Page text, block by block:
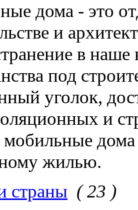
дома - это
и
в
под
уголок,
и
мобильные
жилью.
страны ( 23 )